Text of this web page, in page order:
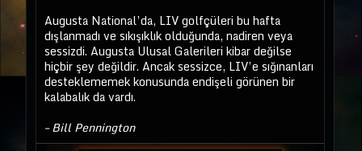
Augusta National’da, LIV golfçüleri bu hafta
dışlanmadı ve sıkışıklık olduğunda, nadiren veya
sessizdi. Augusta Ulusal Galerileri kibar değilse
hiçbir şey değildir. Ancak sessizce, LIV’e sığınanları
desteklememek konusunda endişeli görünen bir
kalabalık da vardı.
– Bill Pennington